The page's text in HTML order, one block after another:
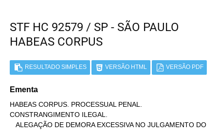
STF HC 92579 / SP - SÃO PAULO
HABEAS CORPUS
RESULTADO SIMPLES VERSÃO HTML VERSÃO PDF
Ementa
HABEAS CORPUS. PROCESSUAL PENAL.
CONSTRANGIMENTO ILEGAL.